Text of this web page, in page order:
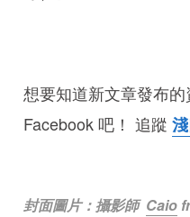
想要知道新文章發布
Facebook 吧！ 追蹤
封面圖片：攝影師 Caio